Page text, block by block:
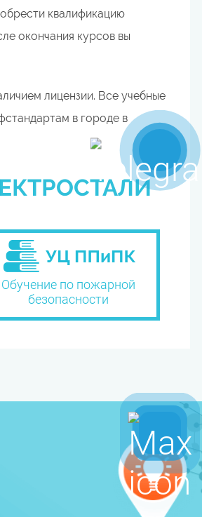
квалификацию
окончания курсов вы
лицензии. Все учебные
в городе в
Обучение по пожарной
безопасности